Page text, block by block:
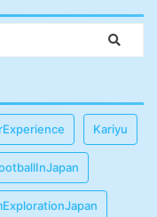
Kariyu